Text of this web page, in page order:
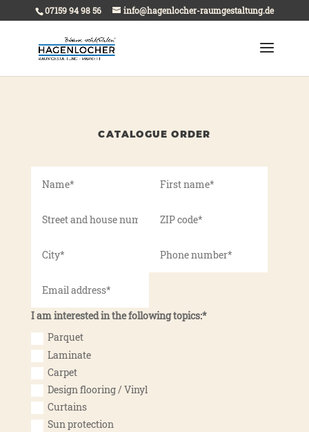
07159 94 98 56 info@hagenlocher-raumgestaltung.de
CATALOGUE ORDER
I am inte­res­ted in the fol­lo­wing topics:*
Par­quet
Lami­na­te
Car­pet
Design flo­o­ring / Vinyl
Curta­ins
Sun pro­tec­tion